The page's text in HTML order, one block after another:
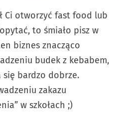
Ci otworzyć fast food lub
to śmiało pisz w
biznes znacząco
budek z kebabem,
bardzo dobrze.
zakazu
w szkołach ;)